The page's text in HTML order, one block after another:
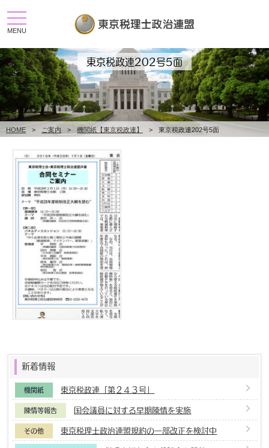
toggle
navigation
MENU
HOME > ご案内 > 機関紙【東京税政連】 > 東京税政連202号5面
東京税政連202号5面
新着情報
機関紙 東京税政連「第２４３号」
陳情等報告 国会議員に対する早期陳情を実施
その他 東京税理士政治連盟規約の一部改正を検討中